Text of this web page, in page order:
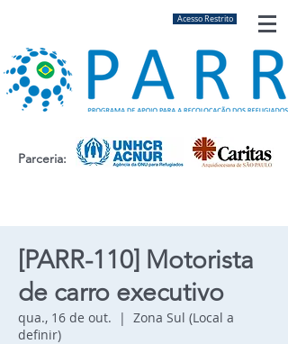
Acesso Restrito
Parceria:
[PARR-110] Motorista
de carro executivo
qua., 16 de out.
  |
Zona Sul (Local a
definir)